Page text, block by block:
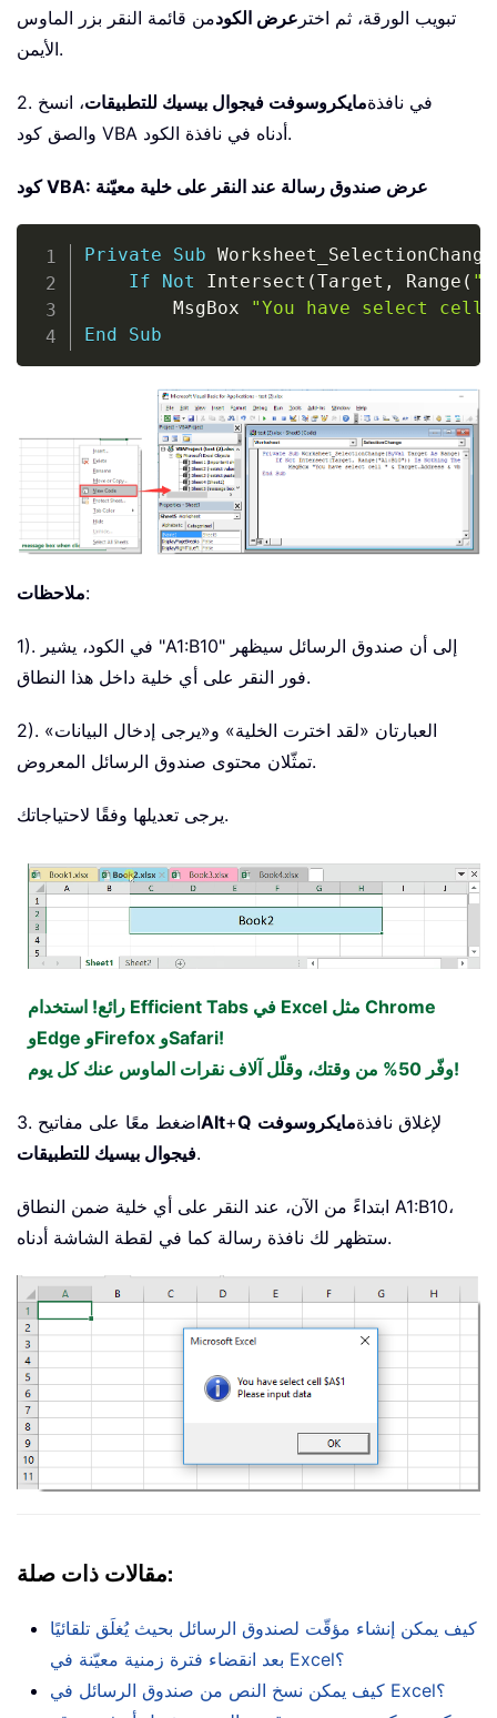
تبويب الورقة، ثم اختر عرض الكودمن قائمة النقر بزر الماوس
الأيمن.
2. في نافذةمايكروسوفت فيجوال بيسيك للتطبيقات، انسخ
والصق كود VBA أدناه في نافذة الكود.
كود VBA: عرض صندوق رسالة عند النقر على خلية معيّنة
Private Sub Worksheet_SelectionChange
If
Not Intersect (Target , Range (
        MsgBox
"You have select cell
End
Sub
Copy
ملاحظات:
1). في الكود، يشير "A1:B10" إلى أن صندوق الرسائل سيظهر
فور النقر على أي خلية داخل هذا النطاق.
2). العبارتان «لقد اخترت الخلية» و«يرجى إدخال البيانات»
تمثّلان محتوى صندوق الرسائل المعروض.
يرجى تعديلها وفقًا لاحتياجاتك.
رائع! استخدام Efficient Tabs في Excel مثل Chrome
وEdge وFirefox وSafari!
وفّر 50% من وقتك، وقلّل آلاف نقرات الماوس عنك كل يوم!
3. اضغط معًا على مفاتيحAlt+Q لإغلاق نافذةمايكروسوفت
فيجوال بيسيك للتطبيقات.
ابتداءً من الآن، عند النقر على أي خلية ضمن النطاق A1:B10،
ستظهر لك نافذة رسالة كما في لقطة الشاشة أدناه.
مقالات ذات صلة:
كيف يمكن إنشاء مؤقّت لصندوق الرسائل بحيث يُغلَق تلقائيًا
بعد انقضاء فترة زمنية معيّنة في Excel؟
كيف يمكن نسخ النص من صندوق الرسائل في Excel؟